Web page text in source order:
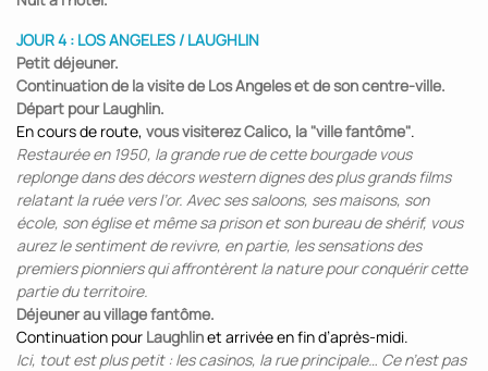
JOUR 4 : LOS ANGELES / LAUGHLIN
Petit déjeuner.
Continuation de la visite de Los Angeles et de son centre-ville.
Départ pour Laughlin.
En cours de route, vous visiterez Calico, la "ville fantôme".
Restaurée en 1950, la grande rue de cette bourgade vous
replonge dans des décors western dignes des plus grands films
relatant la ruée vers l’or. Avec ses saloons, ses maisons, son
école, son église et même sa prison et son bureau de shérif, vous
aurez le sentiment de revivre, en partie, les sensations des
premiers pionniers qui affrontèrent la nature pour conquérir cette
partie du territoire.
Déjeuner au village fantôme.
Continuation pour Laughlinet arrivée en fin d’après-midi.
Ici, tout est plus petit : les casinos, la rue principale… Ce n’est pas